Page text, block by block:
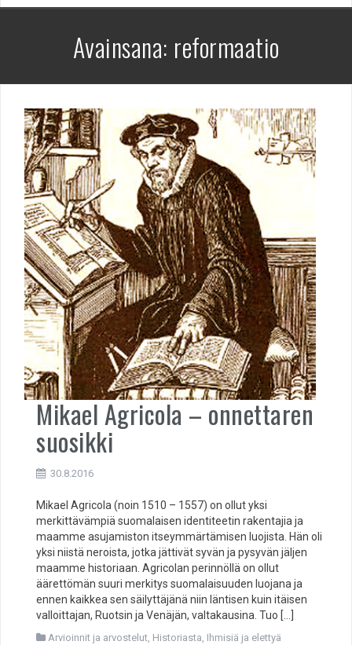
Avainsana: reformaatio
Mikael Agricola – onnettaren
suosikki
30.8.2016
Mikael Agricola (noin 1510 – 1557) on ollut yksi
merkittävämpiä suomalaisen identiteetin rakentajia ja
maamme asujamiston itseymmärtämisen luojista. Hän oli
yksi niistä neroista, jotka jättivät syvän ja pysyvän jäljen
maamme historiaan. Agricolan perinnöllä on ollut
äärettömän suuri merkitys suomalaisuuden luojana ja
ennen kaikkea sen säilyttäjänä niin läntisen kuin itäisen
valloittajan, Ruotsin ja Venäjän, valtakausina. Tuo […]
Arvioinnit ja arvostelut, Historiasta, Ihmisiä ja elettyä